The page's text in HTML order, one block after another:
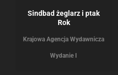
Sindbad żeglarz i ptak
Rok
Krajowa Agencja Wydawnicza
Wydanie I